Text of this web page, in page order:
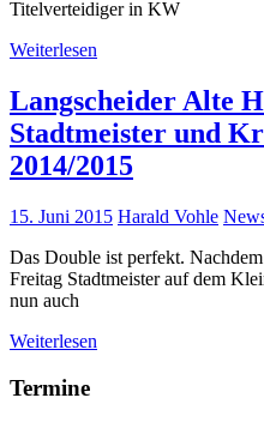
Titelverteidiger in KW
Weiterlesen
Langscheider Alte
Stadtmeister und
2014/2015
15. Juni 2015 Harald Vohle
Das Double ist perfekt.
Freitag Stadtmeister auf dem
nun auch
Weiterlesen
Termine